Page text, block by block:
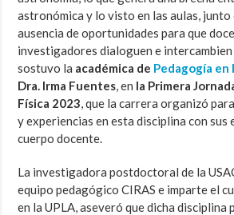
astronómica y lo visto en las aulas, junto
ausencia de oportunidades para que
investigadores dialoguen e intercambien
sostuvo la académica de Pedagogía en
Dra. Irma Fuentes, en la Primera
Física 2023, que la carrera organizó
y experiencias en esta disciplina con sus
cuerpo docente.
La investigadora postdoctoral de la
equipo pedagógico CIRAS e imparte el
en la UPLA, aseveró que dicha disciplina